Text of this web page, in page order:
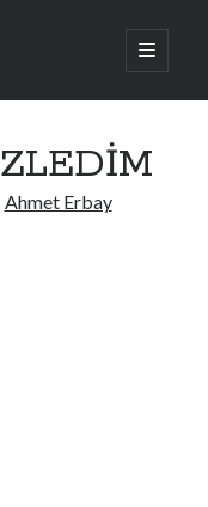
ana
menüyü
Ahmet Erbay